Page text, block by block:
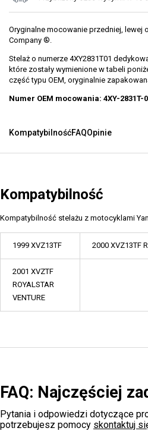
Oryginalne mocowanie przedniej, lewej
Company ®.
Stelaż o numerze 4XY2831T01
które zostały wymienione w tabeli
część typu OEM, oryginalnie
Numer OEM mocowania: 4XY-2831T-
KompatybilnośćFAQOpinie
Kompatybilność
Kompatybilność stelażu z motocyklami
1999 XVZ13TF 2000 XVZ13TF
2001 XVZTF
ROYALSTAR
VENTURE
FAQ: Najczęściej
Pytania i odpowiedzi dotyczące
potrzebujesz pomocy skontaktuj